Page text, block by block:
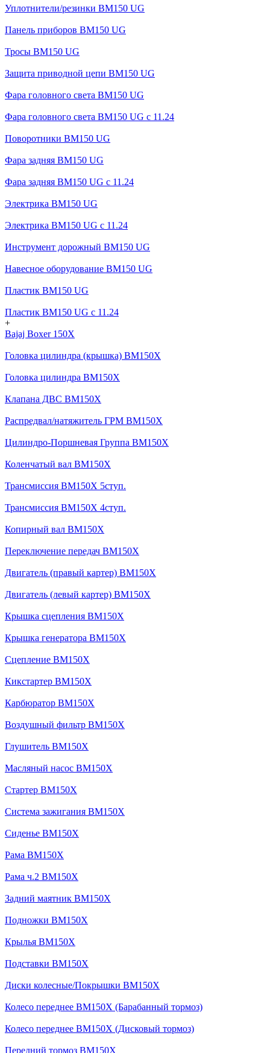
Уплотнители/резинки BM150 UG
Панель приборов BM150 UG
Тросы BM150 UG
Защита приводной цепи BM150 UG
Фара головного света BM150 UG
Фара головного света BM150 UG c 11.24
Поворотники BM150 UG
Фара задняя BM150 UG
Фара задняя BM150 UG с 11.24
Электрика BM150 UG
Электрика BM150 UG c 11.24
Инструмент дорожный BM150 UG
Навесное оборудование BM150 UG
Пластик BM150 UG
Пластик BM150 UG c 11.24
+
Bajaj Boxer 150X
Головка цилиндра (крышка) BM150X
Головка цилиндра BM150X
Клапана ДВС BM150X
Распредвал/натяжитель ГРМ BM150X
Цилиндро-Поршневая Группа BM150X
Коленчатый вал BM150X
Трансмиссия BM150X 5ступ.
Трансмиссия BM150X 4ступ.
Копирный вал BM150X
Переключение передач BM150X
Двигатель (правый картер) BM150X
Двигатель (левый картер) BM150X
Крышка сцепления BM150X
Крышка генератора BM150X
Сцепление BM150X
Кикстартер BM150X
Карбюратор BM150X
Воздушный фильтр BM150X
Глушитель BM150X
Масляный насос BM150X
Стартер BM150X
Система зажигания BM150X
Сиденье BM150X
Рама BM150X
Рама ч.2 BM150X
Задний маятник BM150X
Подножки BM150X
Крылья BM150X
Подставки BM150X
Диски колесные/Покрышки BM150X
Колесо переднее BM150X (Барабанный тормоз)
Колесо переднее BM150X (Дисковый тормоз)
Передний тормоз BM150X